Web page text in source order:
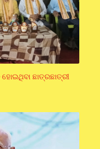
ଛାତ୍ରଛାତ୍ରୀ